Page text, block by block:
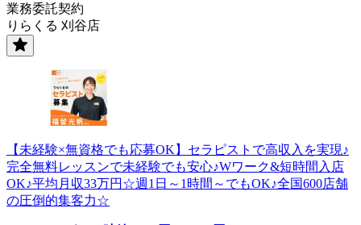
業務委託契約
りらくる 刈谷店
【未経験×無資格でも応募OK】セラピストで高収入を実現♪
完全無料レッスンで未経験でも安心♪Wワーク&短時間入店
OK♪平均月収33万円☆週1日～1時間～でもOK♪全国600店舗
の圧倒的集客力☆